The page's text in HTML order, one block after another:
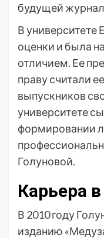
будущей
В университете
оценки и была
отличием. Ее
праву считали
выпускников
университете
формировании
Голуновой.
Карьера
В 2010 году
изданию